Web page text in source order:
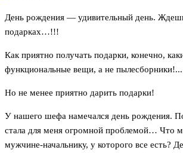
День рождения — удивительный день.
подарках…!!!
Как приятно получать подарки, конечно,
функциональные вещи, а не пылесборники!...
Но не менее приятно дарить подарки!
У нашего шефа намечался день рождения.
стала для меня огромной проблемой… Что
мужчине-начальнику, у которого все есть?